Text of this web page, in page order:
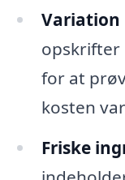
Variation
opskrifter
for at
kosten
Friske